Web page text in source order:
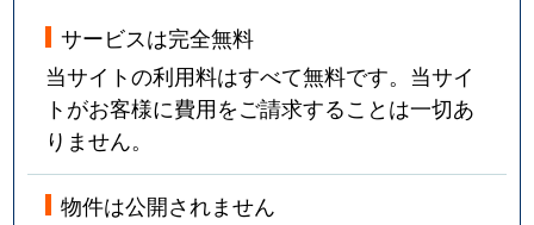
サービスは完全無料
当サイトの利用料はすべて無料です。当サイ
トがお客様に費用をご請求することは一切あ
りません。
物件は公開されません